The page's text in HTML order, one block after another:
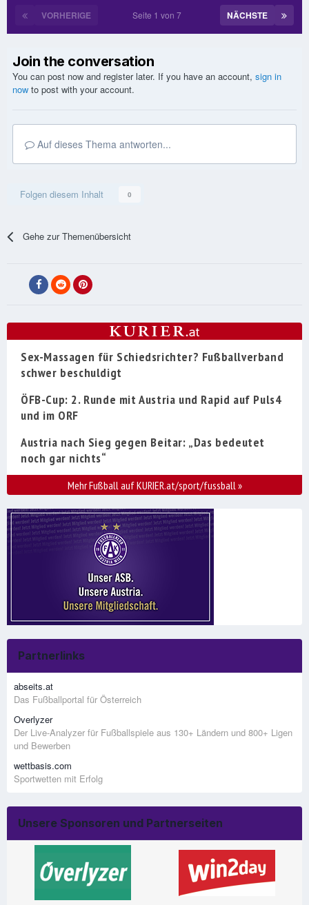
VORHERIGE NÄCHSTE
Seite 1 von 7
Join the conversation
You can post now and register later. If you have an account, sign in
now to post with your account.
Auf dieses Thema antworten...
Folgen diesem Inhalt 0
Gehe zur Themenübersicht
Sex-Massagen für Schiedsrichter? Fußballverband
schwer beschuldigt
ÖFB-Cup: 2. Runde mit Austria und Rapid auf Puls4
und im ORF
Austria nach Sieg gegen Beitar: „Das bedeutet
noch gar nichts“
Mehr Fußball auf KURIER.at/sport/fussball»
Partnerlinks
abseits.at
Das Fußballportal für Österreich
Overlyzer
Der Live-Analyzer für Fußballspiele aus 130+ Ländern und 800+ Ligen
und Bewerben
wettbasis.com
Sportwetten mit Erfolg
Unsere Sponsoren und Partnerseiten